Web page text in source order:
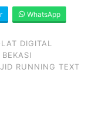
WhatsApp
DIGITAL
RUNNING TEXT